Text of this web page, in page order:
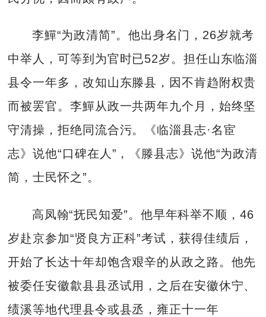
李鱓“为政清简”。他出身名门，26岁就考
中举人，可等到为官时已52岁。担任山东临淄
县令一年多，改知山东滕县，因不肯趋附权贵
而被罢官。李鱓从政一共两年九个月，始终坚
守清操，拒绝同流合污。《临淄县志·名宦
志》说他“口碑在人”，《滕县志》说他“为政清
简，士民怀之”。
高凤翰“抚民知爱”。他早年科举不顺，46
岁赴京参加“贤良方正科”考试，获得佳绩后，
开始了长达十年却饱含艰辛的从政之路。他先
被委任安徽歙县县丞试用，之后在安徽休宁、
绩溪等地代理县令或县丞，雍正十一年